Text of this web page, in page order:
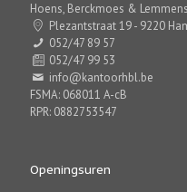
Hoens, Berckmoes &
Plezantstraat 19 - 9220
052/47 89 57
052/47 99 53
info@kantoorhbl.be
FSMA: 068011 A-cB
RPR: 0882753547
Openingsuren